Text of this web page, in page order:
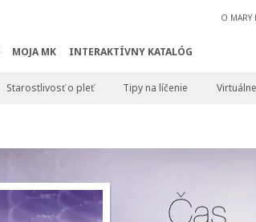
MOJA MK INTERAKTÍVNY KATALÓG
O MARY
Starostlivosť o pleť Tipy na líčenie